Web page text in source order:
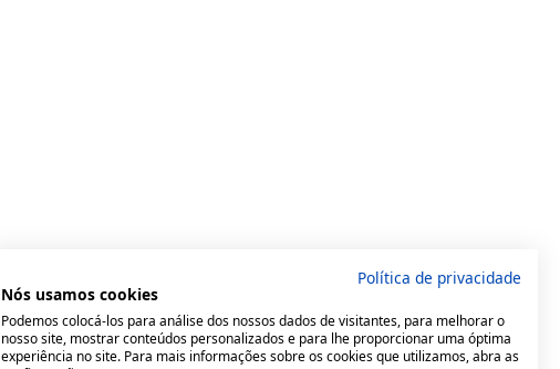
Política de privacidade
Nós usamos cookies
Podemos colocá-los para análise dos nossos dados de visitantes, para melhorar o
nosso site, mostrar conteúdos personalizados e para lhe proporcionar uma óptima
experiência no site. Para mais informações sobre os cookies que utilizamos, abra as